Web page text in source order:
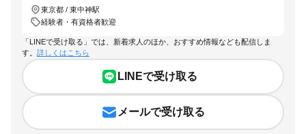
東京都 / 東中神駅
経験者・有資格者歓迎
「LINEで受け取る」では、新着求人のほか、おすすめ情報なども配信しま
す。 詳しくはこちら
LINEで受け取る
メールで受け取る